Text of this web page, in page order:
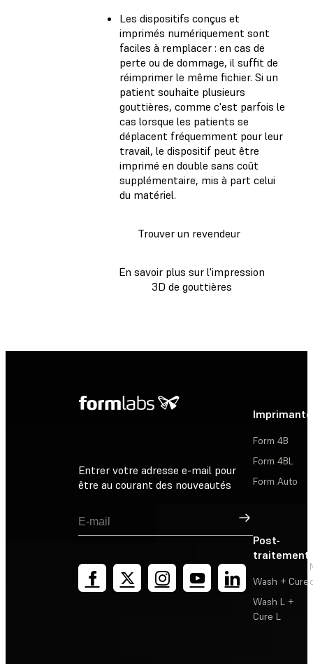
Les dispositifs conçus et
imprimés numériquement sont
faciles à remplacer : en cas de
perte ou de dommage, il suffit de
réimprimer le même fichier. Si un
patient souhaite plusieurs
gouttières, comme c'est parfois le
cas lorsque les patients se
déplacent fréquemment pour leur
travail, le dispositif peut être
imprimé en double sans coût
supplémentaire, mis à part celui
du matériel.
Trouver un revendeur
En savoir plus sur l'impression
3D de gouttières
Entrer votre adresse e-mail pour
être au courant des nouveautés
Inscription
Form 4B
Form 4BL
Form Auto
Post-
traitement
Wash + Cure
Wash L +
Cure L